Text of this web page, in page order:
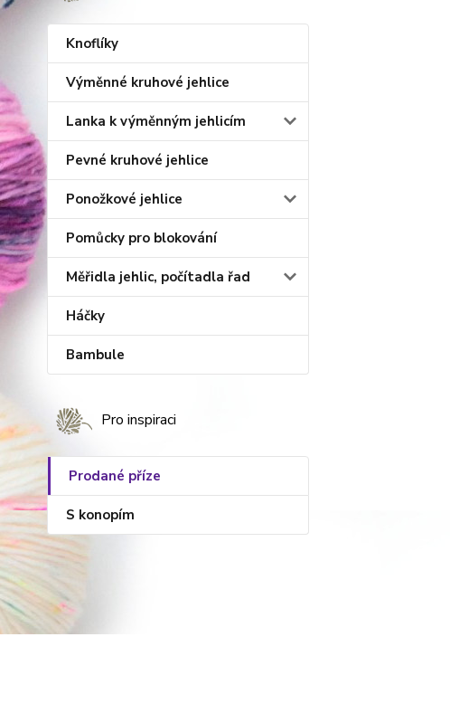
Knoflíky
Výměnné kruhové jehlice
Lanka k výměnným jehlicím
Pevné kruhové jehlice
Ponožkové jehlice
Pomůcky pro blokování
Měřidla jehlic, počítadla řad
Háčky
Bambule
Pro inspiraci
Prodané příze
S konopím